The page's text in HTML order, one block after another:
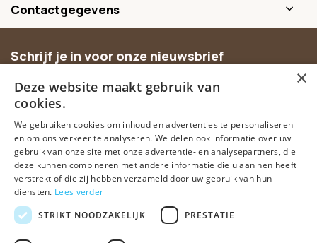
Contactgegevens
Schrijf je in voor onze nieuwsbrief
aanbiedingen.
Abonneer
×
Deze website maakt gebruik van
cookies.
We gebruiken cookies om inhoud en advertenties te personaliseren
en om ons verkeer te analyseren. We delen ook informatie over uw
gebruik van onze site met onze advertentie- en analysepartners, die
deze kunnen combineren met andere informatie die u aan hen heeft
verstrekt of die zij hebben verzameld door uw gebruik van hun
diensten. Lees verder
STRIKT NOODZAKELIJK
PRESTATIE